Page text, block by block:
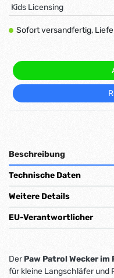
Kids Licensing
Sofort versandfertig,
Beschreibung
Technische Daten
Weitere Details
EU-Verantwortlicher
DerPaw Patrol Wecker
für kleine Langschläfer und